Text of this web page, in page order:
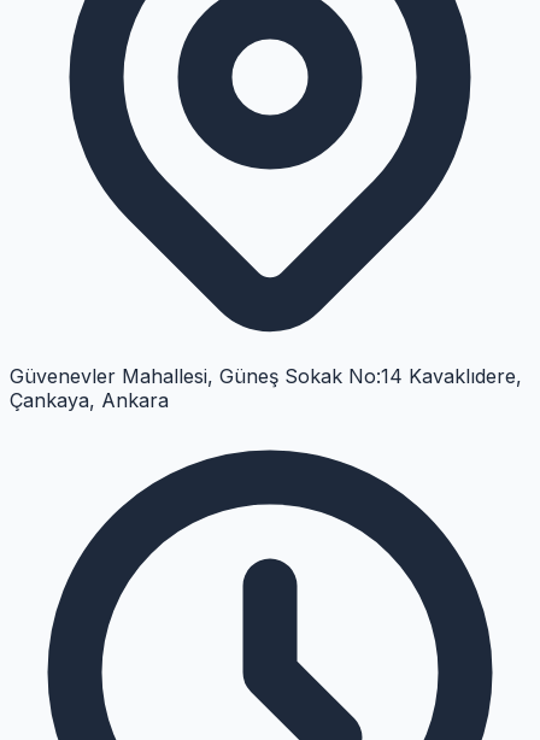
Güvenevler Mahallesi, Güneş Sokak No:14 Kavaklıdere,
Çankaya, Ankara